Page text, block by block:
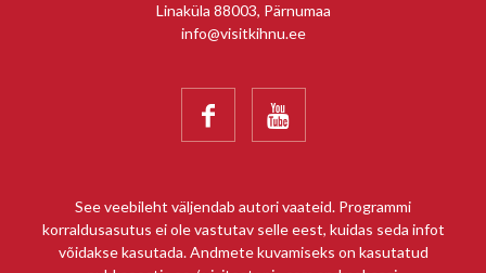
Linaküla 88003, Pärnumaa
info@visitkihnu.ee
 
See veebileht väljendab autori vaateid. Programmi
korraldusasutus ei ole vastutav selle eest, kuidas seda infot
võidakse kasutada. Andmete kuvamiseks on kasutatud